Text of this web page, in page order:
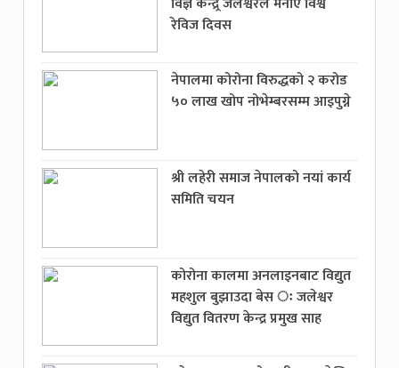
रेविज दिवस
नेपालमा कोरोना विरुद्धको २ करोड
५० लाख खोप नोभेम्बरसम्म आइपुग्ने
श्री लहेरी समाज नेपालको नयां कार्य
समिति चयन
कोरोना कालमा अनलाइनबाट विद्युत
महशुल बुझाउदा बेस ः जलेश्वर
विद्युत वितरण केन्द्र प्रमुख साह